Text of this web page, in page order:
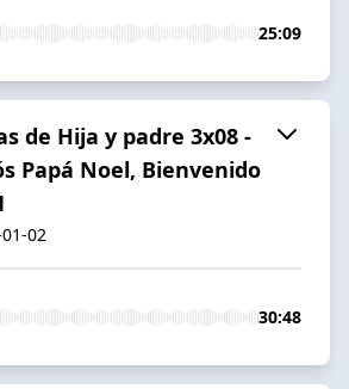
25:09
de Hija y padre 3x08 -
Papá Noel, Bienvenido
02
30:48